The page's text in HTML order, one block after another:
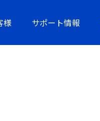
様 サポート情報